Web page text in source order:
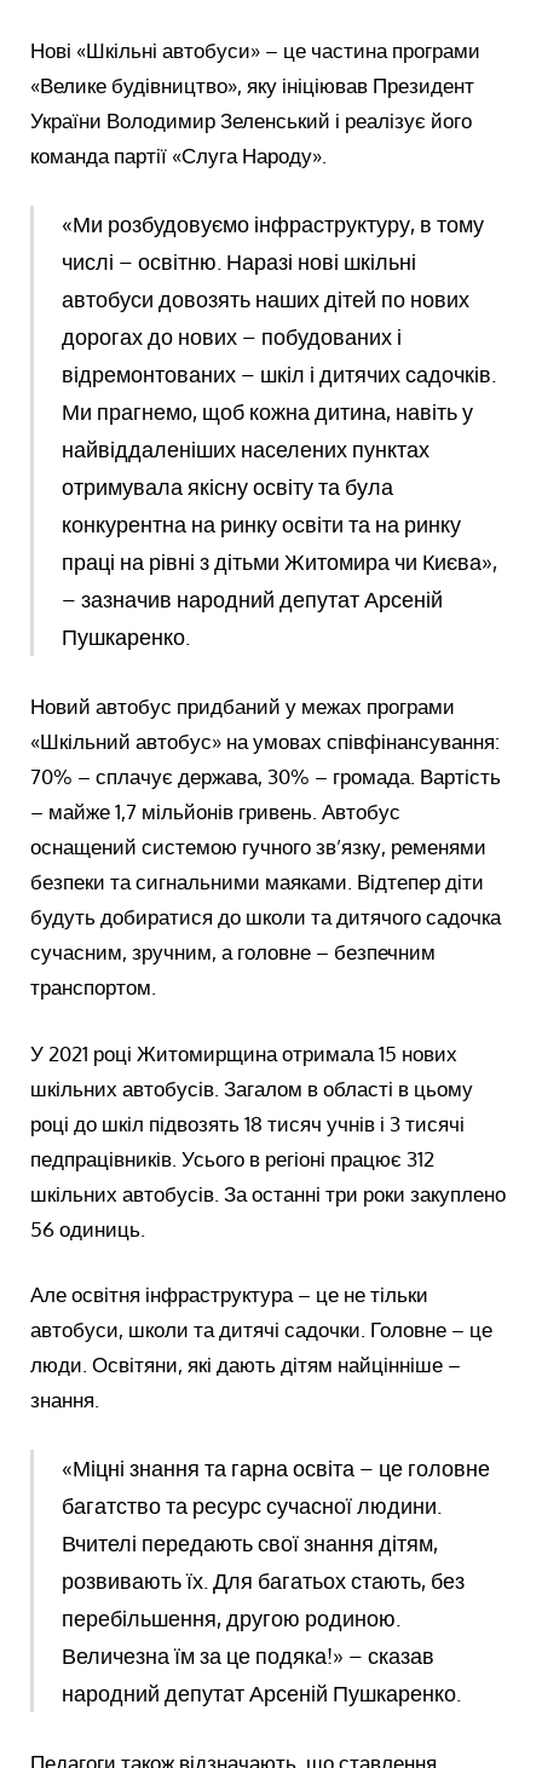
Нові «Шкільні автобуси» – це частина програми
«Велике будівництво», яку ініціював Президент
України Володимир Зеленський і реалізує його
команда партії «Слуга Народу».
«Ми розбудовуємо інфраструктуру, в тому
числі – освітню. Наразі нові шкільні
автобуси довозять наших дітей по нових
дорогах до нових – побудованих і
відремонтованих – шкіл і дитячих садочків.
Ми прагнемо, щоб кожна дитина, навіть у
найвіддаленіших населених пунктах
отримувала якісну освіту та була
конкурентна на ринку освіти та на ринку
праці на рівні з дітьми Житомира чи Києва»,
– зазначив народний депутат Арсеній
Пушкаренко.
Новий автобус придбаний у межах програми
«Шкільний автобус» на умовах співфінансування:
70% – сплачує держава, 30% – громада. Вартість
– майже 1,7 мільйонів гривень. Автобус
оснащений системою гучного зв’язку, ременями
безпеки та сигнальними маяками. Відтепер діти
будуть добиратися до школи та дитячого садочка
сучасним, зручним, а головне – безпечним
транспортом.
У 2021 році Житомирщина отримала 15 нових
шкільних автобусів. Загалом в області в цьому
році до шкіл підвозять 18 тисяч учнів і 3 тисячі
педпрацівників. Усього в регіоні працює 312
шкільних автобусів. За останні три роки закуплено
56 одиниць.
Але освітня інфраструктура – це не тільки
автобуси, школи та дитячі садочки. Головне – це
люди. Освітяни, які дають дітям найцінніше –
знання.
«Міцні знання та гарна освіта – це головне
багатство та ресурс сучасної людини.
Вчителі передають свої знання дітям,
розвивають їх. Для багатьох стають, без
перебільшення, другою родиною.
Величезна їм за це подяка!» – сказав
народний депутат Арсеній Пушкаренко.
Педагоги також відзначають, що ставлення